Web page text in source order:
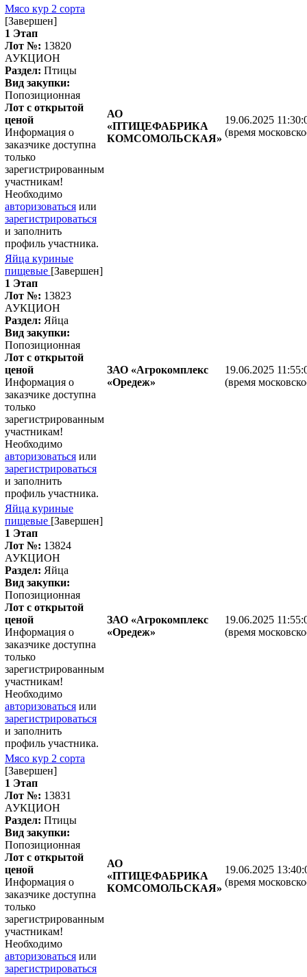
Мясо кур 2 сорта
[Завершен]
1 Этап
Лот №: 13820
АУКЦИОН
Раздел: Птицы
Вид закупки:
Попозиционная
Лот с открытой
ценой
Информация о
заказчике доступна
только
зарегистрированным
участникам!
Необходимо
авторизоваться или
зарегистрироваться
и заполнить
профиль участника.
АО
«ПТИЦЕФАБРИКА
КОМСОМОЛЬСКАЯ»
19.06.2025
(время
Яйца куриные
пищевые [Завершен]
1 Этап
Лот №: 13823
АУКЦИОН
Раздел: Яйца
Вид закупки:
Попозиционная
Лот с открытой
ценой
Информация о
заказчике доступна
только
зарегистрированным
участникам!
Необходимо
авторизоваться или
зарегистрироваться
и заполнить
профиль участника.
ЗАО «Агрокомплекс
«Оредеж»
19.06.2025
(время
Яйца куриные
пищевые [Завершен]
1 Этап
Лот №: 13824
АУКЦИОН
Раздел: Яйца
Вид закупки:
Попозиционная
Лот с открытой
ценой
Информация о
заказчике доступна
только
зарегистрированным
участникам!
Необходимо
авторизоваться или
зарегистрироваться
и заполнить
профиль участника.
ЗАО «Агрокомплекс
«Оредеж»
19.06.2025
(время
Мясо кур 2 сорта
[Завершен]
1 Этап
Лот №: 13831
АУКЦИОН
Раздел: Птицы
Вид закупки:
Попозиционная
Лот с открытой
ценой
Информация о
заказчике доступна
только
зарегистрированным
участникам!
Необходимо
авторизоваться или
зарегистрироваться
АО
«ПТИЦЕФАБРИКА
КОМСОМОЛЬСКАЯ»
19.06.2025
(время